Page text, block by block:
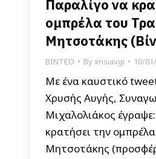
Παραλίγο να
ομπρέλα του
Μητσοτάκης
ΒΙΝΤΕΟ Byxrisiavgi 10/
Με ένα καυστικό
Χρυσής Αυγής,
Μιχαλολιάκος
κρατήσει την
Μητσοτάκης